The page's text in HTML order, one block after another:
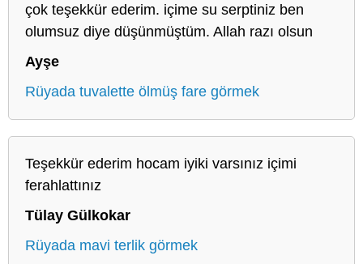
çok teşekkür ederim. içime su serptiniz ben
olumsuz diye düşünmüştüm. Allah razı olsun
Ayşe
Rüyada tuvalette ölmüş fare görmek
Teşekkür ederim hocam iyiki varsınız içimi
ferahlattınız
Tülay Gülkokar
Rüyada mavi terlik görmek